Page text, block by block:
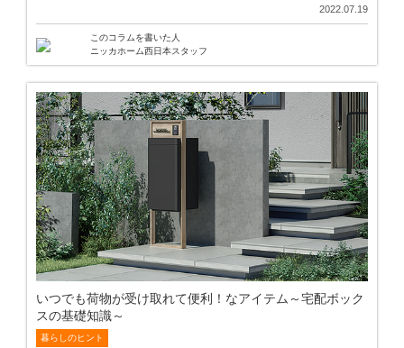
2022.07.19
このコラムを書いた人
ニッカホーム西日本スタッフ
いつでも荷物が受け取れて便利！なアイテム～宅配ボック
スの基礎知識～
暮らしのヒント